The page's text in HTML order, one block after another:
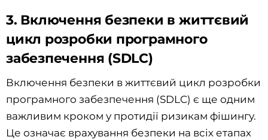
3. Включення безпеки в життєвий
цикл розробки програмного
забезпечення (SDLC)
Включення безпеки в життєвий цикл розробки
програмного забезпечення (SDLC) є ще одним
важливим кроком у протидії ризикам фішингу.
Це означає врахування безпеки на всіх етапах